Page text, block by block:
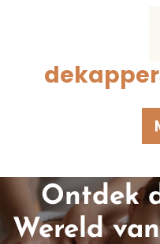
Geplaatst
Ontdek
Wereld